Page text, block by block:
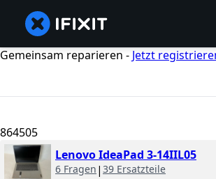
Gemeinsam reparieren - Jetzt
864505
Lenovo IdeaPad 3-14IIL05
6 Fragen | 39 Ersatzteile